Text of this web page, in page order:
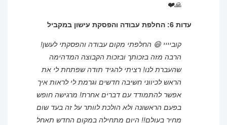
🙏❤️
עדות 6: החלפת עבודה והפסקת עישון במקביל
קוביייי 😄 החלפתי מקום עבודה והפסקתי לעשן!
הרבה מזה בזכותך ובזכות הקבוצה המדהימה
שהעברת לנו! רציתי להגיד תודה שפתחת לי את
הראש לכיווני חשיבה חדשים וגרמת לי לראות איך
אפשר להתמודד עם דברים אחרת! מרגישה חופש
בפעם הראשונה ולא הולכת לוותר על זה בעד שום
מחיר בעולם!! היום מתחילה במקום החדש תאחל